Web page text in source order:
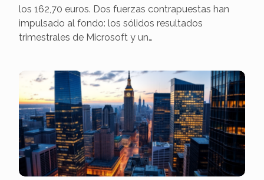
los 162,70 euros. Dos fuerzas contrapuestas han
impulsado al fondo: los sólidos resultados
trimestrales de Microsoft y un…